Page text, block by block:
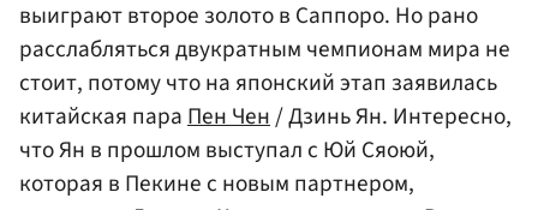
выиграют второе золото в Саппоро. Но рано
расслабляться двукратным чемпионам мира не
стоит, потому что на японский этап заявилась
китайская параПен Чен/ Дзинь Ян. Интересно,
что Ян в прошлом выступал с Юй Сяоюй,
которая в Пекине с новым партнером,